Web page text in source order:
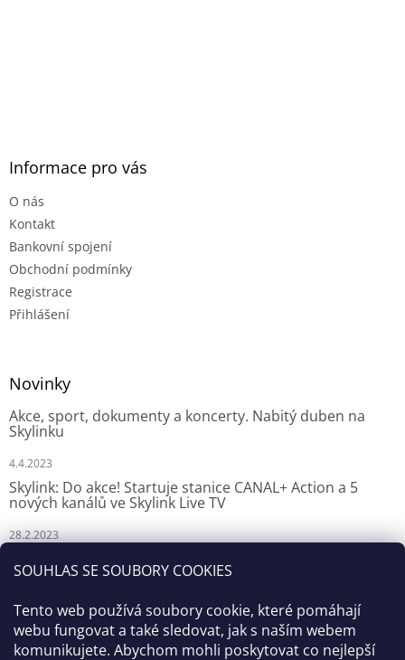
SOUHLAS SE SOUBORY COOKIES
Tento web používá soubory cookie, které pomáhají
webu fungovat a také sledovat, jak s naším webem
komunikujete. Abychom mohli poskytovat co nejlepší
Informace pro vás
O nás
Kontakt
Bankovní spojení
Obchodní podmínky
Registrace
Přihlášení
Novinky
Akce, sport, dokumenty a koncerty. Nabitý duben na
Skylinku
4.4.2023
Skylink: Do akce! Startuje stanice CANAL+ Action a 5
nových kanálů ve Skylink Live TV
28.2.2023